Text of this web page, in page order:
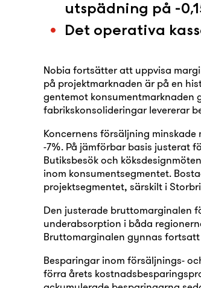
utspädning på -
Det operativa
Nobia fortsätter att uppvisa
på projektmarknaden är på en
gentemot konsumentmarknaden
fabrikskonsolideringar levererar
Koncernens försäljning
-7%. På jämförbar basis justerat
Butiksbesök och
inom konsumentsegmentet.
projektsegmentet, särskilt i
Den justerade bruttomarginalen
underabsorption i båda
Bruttomarginalen gynnas
Besparingar inom försäljnings-
förra årets